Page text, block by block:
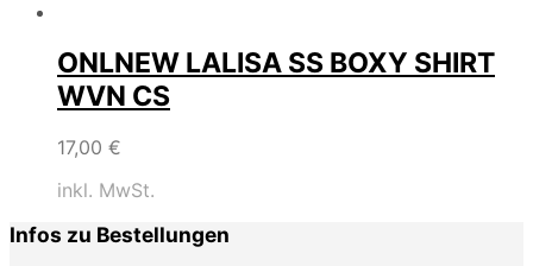
ONLNEW LALISA SS BOXY SHIRT
WVN CS
17,00 €
inkl. MwSt.
Infos zu Bestellungen